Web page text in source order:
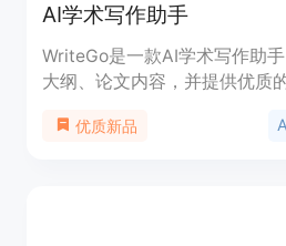
AI学术写作助手
WriteGo是一款AI学术写作助
大纲、论文内容，并提供优质
质量，加速研究进程。定价信
优质新品